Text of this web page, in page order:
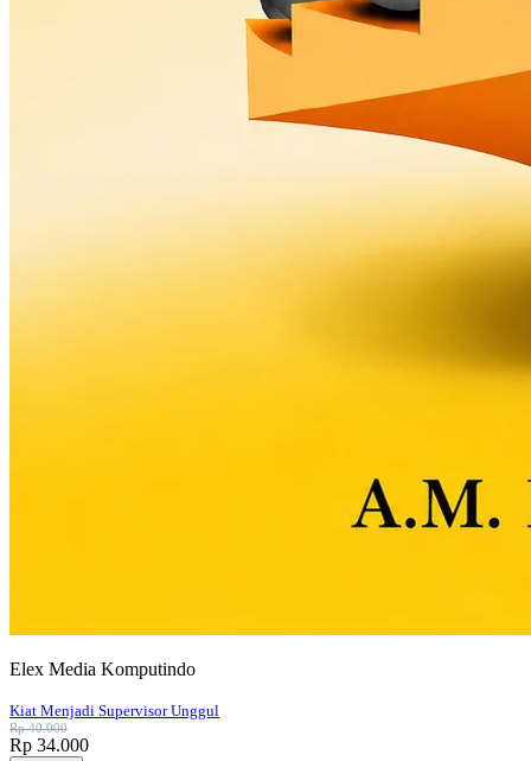
Elex Media Komputindo
Kiat Menjadi Supervisor Unggul
Rp 40.000
Rp 34.000